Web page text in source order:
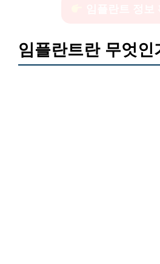
임플란트란 무엇인